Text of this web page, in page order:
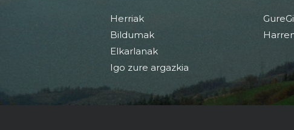
Herriak
Bildumak
Elkarlanak
Igo zure argazkia